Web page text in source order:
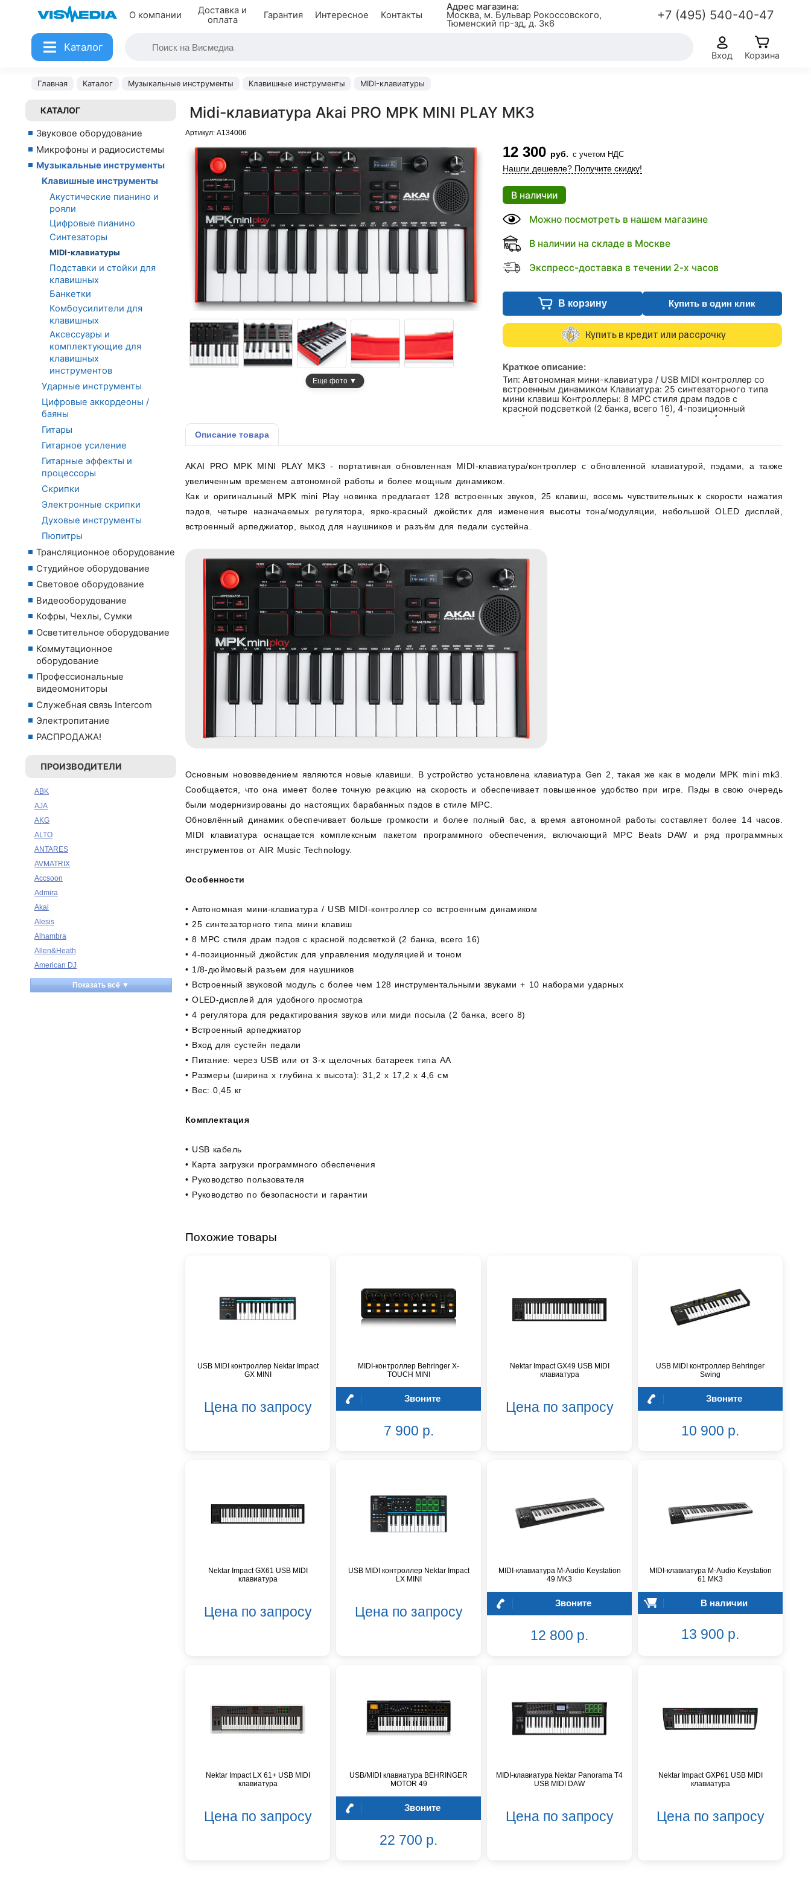
О компании
Доставка и
оплата
Гарантия Интересное Контакты
Адрес магазина:
Москва, м. Бульвар Рокоссовского,
Тюменский пр-зд, д. 3к6
+7 (495) 540-40-47
Каталог
Вход Корзина
Главная Каталог Музыкальные инструменты Клавишные инструменты MIDI-клавиатуры
КАТАЛОГ
Звуковое оборудование
Микрофоны и радиосистемы
Музыкальные инструменты
Клавишные инструменты
Акустические пианино и
рояли
Цифровые пианино
Синтезаторы
MIDI-клавиатуры
Подставки и стойки для
клавишных
Банкетки
Комбоусилители для
клавишных
Аксессуары и
комплектующие для
клавишных
инструментов
Ударные инструменты
Цифровые аккордеоны /
баяны
Гитары
Гитарное усиление
Гитарные эффекты и
процессоры
Скрипки
Электронные скрипки
Духовые инструменты
Пюпитры
Трансляционное оборудование
Студийное оборудование
Световое оборудование
Видеооборудование
Кофры, Чехлы, Сумки
Осветительное оборудование
Коммутационное
оборудование
Профессиональные
видеомониторы
Служебная связь Intercom
Электропитание
РАСПРОДАЖА!
ПРОИЗВОДИТЕЛИ
ABK
AJA
AKG
ALTO
ANTARES
AVMATRIX
Accsoon
Admira
Akai
Alesis
Alhambra
Allen&Heath
American DJ
Ampeg
Apart
Показать всё ▼
Midi-клавиатура Akai PRO MPK MINI PLAY MK3
Артикул: A134006
Еще фото ▼
12 300 руб. с учетом НДС
Нашли дешевле? Получите скидку!
В наличии
Можно посмотреть в нашем магазине
В наличии на складе в Москве
Экспресс-доставка в течении 2-х часов
В корзину Купить в один клик
Купить в кредит или рассрочку
Краткое описание:
Тип: Автономная мини-клавиатура / USB MIDI контроллер со
встроенным динамиком Клавиатура: 25 синтезаторного типа
мини клавиш Контроллеры: 8 MPC стиля драм пэдов с
красной подсветкой (2 банка, всего 16), 4-позиционный
джойстик для управления модуляцией и тоном, 4 регулятора
Описание товара
AKAI PRO MPK MINI PLAY MK3 - портативная обновленная MIDI-клавиатура/контроллер с обновленной клавиатурой, пэдами, а также
увеличенным временем автономной работы и более мощным динамиком.
Как и оригинальный MPK mini Play новинка предлагает 128 встроенных звуков, 25 клавиш, восемь чувствительных к скорости нажатия
пэдов, четыре назначаемых регулятора, ярко-красный джойстик для изменения высоты тона/модуляции, небольшой OLED дисплей,
встроенный арпеджиатор, выход для наушников и разъём для педали сустейна.
Основным нововведением являются новые клавиши. В устройство установлена клавиатура Gen 2, такая же как в модели MPK mini mk3.
Сообщается, что она имеет более точную реакцию на скорость и обеспечивает повышенное удобство при игре. Пэды в свою очередь
были модернизированы до настоящих барабанных пэдов в стиле MPC.
Обновлённый динамик обеспечивает больше громкости и более полный бас, а время автономной работы составляет более 14 часов.
MIDI клавиатура оснащается комплексным пакетом программного обеспечения, включающий MPC Beats DAW и ряд программных
инструментов от AIR Music Technology.
Особенности
• Автономная мини-клавиатура / USB MIDI-контроллер со встроенным динамиком
• 25 синтезаторного типа мини клавиш
• 8 MPC стиля драм пэдов с красной подсветкой (2 банка, всего 16)
• 4-позиционный джойстик для управления модуляцией и тоном
• 1/8-дюймовый разъем для наушников
• Встроенный звуковой модуль с более чем 128 инструментальными звуками + 10 наборами ударных
• OLED-дисплей для удобного просмотра
• 4 регулятора для редактирования звуков или миди посыла (2 банка, всего 8)
• Встроенный арпеджиатор
• Вход для сустейн педали
• Питание: через USB или от 3-х щелочных батареек типа АА
• Размеры (ширина х глубина х высота): 31,2 х 17,2 х 4,6 см
• Вес: 0,45 кг
Комплектация
• USB кабель
• Карта загрузки программного обеспечения
• Руководство пользователя
• Руководство по безопасности и гарантии
Похожие товары
USB MIDI контроллер Nektar Impact
GX MINI
Цена по запросу
MIDI-контроллер Behringer X-
TOUCH MINI
Звоните
7 900 р.
Nektar Impact GX49 USB MIDI
клавиатура
Цена по запросу
USB MIDI контроллер Behringer
Swing
Звоните
10 900 р.
Nektar Impact GX61 USB MIDI
клавиатура
Цена по запросу
USB MIDI контроллер Nektar Impact
LX MINI
Цена по запросу
MIDI-клавиатура M-Audio Keystation
49 MK3
Звоните
12 800 р.
MIDI-клавиатура M-Audio Keystation
61 MK3
В наличии
13 900 р.
Nektar Impact LX 61+ USB MIDI
клавиатура
Цена по запросу
USB/MIDI клавиатура BEHRINGER
MOTOR 49
Звоните
22 700 р.
MIDI-клавиатура Nektar Panorama T4
USB MIDI DAW
Цена по запросу
Nektar Impact GXP61 USB MIDI
клавиатура
Цена по запросу